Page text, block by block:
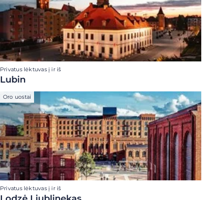
Privatus lėktuvas į ir iš
Lubin
Oro uostai
Privatus lėktuvas į ir iš